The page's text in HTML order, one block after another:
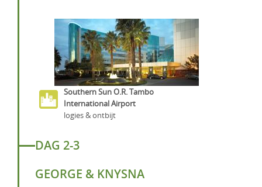
Southern Sun O.R. Tambo
International Airport
logies & ontbijt
DAG 2-3
GEORGE & KNYSNA